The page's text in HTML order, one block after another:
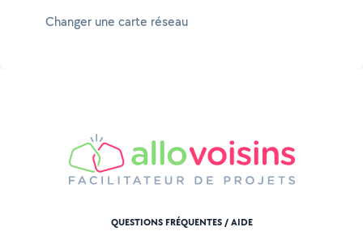
Changer une carte réseau
QUESTIONS FRÉQUENTES / AIDE